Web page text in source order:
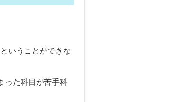
いうことができな
った科目が苦手科